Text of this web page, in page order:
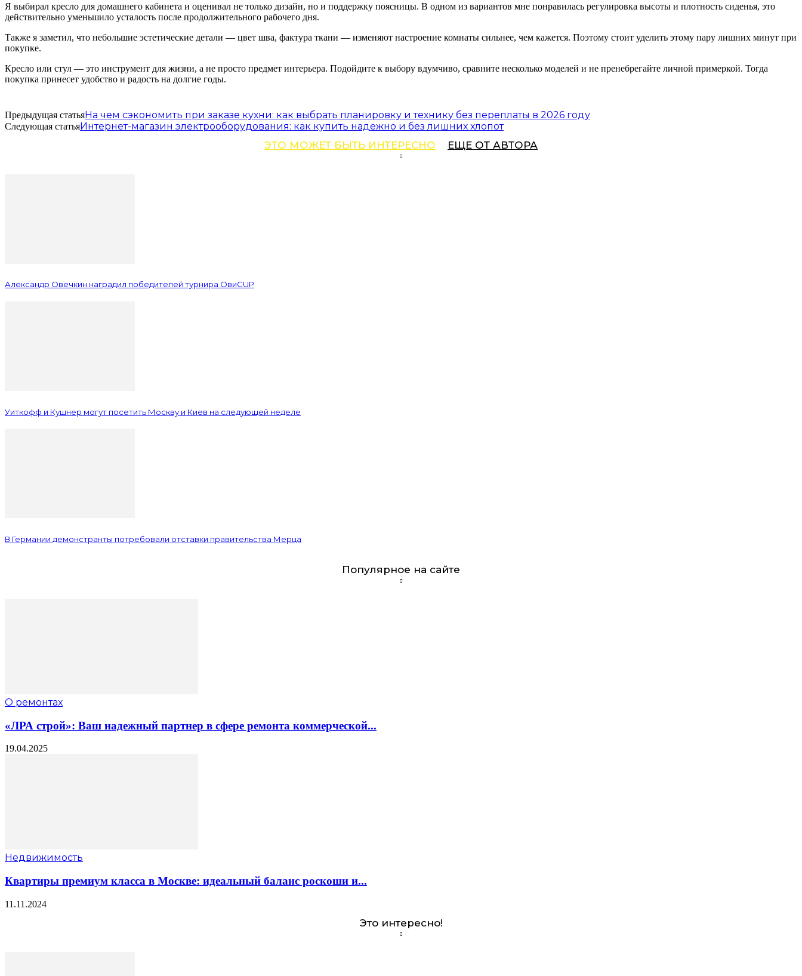
Я выбирал кресло для домашнего кабинета и оценивал не только дизайн, но и поддержку поясницы. В одном из вариантов мне понравилась регулировка высоты и плотность сиденья, это
действительно уменьшило усталость после продолжительного рабочего дня.
Также я заметил, что небольшие эстетические детали — цвет шва, фактура ткани — изменяют настроение комнаты сильнее, чем кажется. Поэтому стоит уделить этому пару лишних минут при
покупке.
Кресло или стул — это инструмент для жизни, а не просто предмет интерьера. Подойдите к выбору вдумчиво, сравните несколько моделей и не пренебрегайте личной примеркой. Тогда
покупка принесет удобство и радость на долгие годы.
Предыдущая статьяНа чем сэкономить при заказе кухни: как выбрать планировку и технику без переплаты в 2026 году
Следующая статьяИнтернет-магазин электрооборудования: как купить надежно и без лишних хлопот
ЭТО МОЖЕТ БЫТЬ ИНТЕРЕСНО ЕЩЕ ОТ АВТОРА
Александр Овечкин наградил победителей турнира ОвиCUP
Уиткофф и Кушнер могут посетить Москву и Киев на следующей неделе
В Германии демонстранты потребовали отставки правительства Мерца
Популярное на сайте
О ремонтах
«ЛРА строй»: Ваш надежный партнер в сфере ремонта коммерческой...
19.04.2025
Недвижимость
Квартиры премиум класса в Москве: идеальный баланс роскоши и...
11.11.2024
Это интересно!